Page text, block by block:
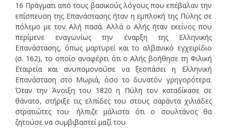
16 Πράγματι από τους βασικούς λόγους που επέβαλαν την
επίσπευση της Επανάστασης ήταν η εμπλοκή της Πύλης σε
πόλεμο με τον Αλή πασά. Αλλά ο Αλής ήταν εκείνος που
περίμενε εναγωνίως την έναρξη της Ελληνικής
Επανάστασης, όπως μαρτυρεί και το αλβανικό εγχειρίδιο
(σ. 162), το οποίο αναφέρει ότι ο Αλής βοήθησε τη Φιλική
Εταιρεία και ανυπομονούσε να ξεσπάσει η Ελληνική
Επανάσταση στο Μωριά, όσο το δυνατόν γρηγορότερα.
Όταν την Άνοιξη του 1820 η Πύλη τον καταδίκασε σε
θάνατο, στήριξε τις ελπίδες του στους σαράντα χιλιάδες
στρατιώτες του· ήλπιζε μάλιστα ότι ο σουλτάνος θα
ζητούσε να συμβιβαστεί μαζί του.